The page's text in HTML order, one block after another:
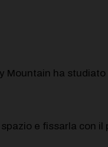
Mountain ha
e fissarla con il